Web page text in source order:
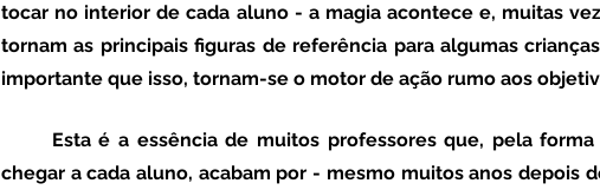
tocar no interior de cada aluno - a magia acontece e, muitas
tornam as principais figuras de referência para algumas
importante que isso, tornam-se o motor de ação rumo aos
chegar a cada aluno, acabam por - mesmo muitos anos depois